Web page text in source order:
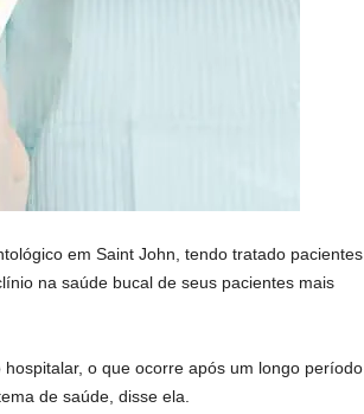
em Saint John, tendo tratado pacientes
na saúde bucal de seus pacientes mais
o que ocorre após um longo período
de saúde, disse ela.